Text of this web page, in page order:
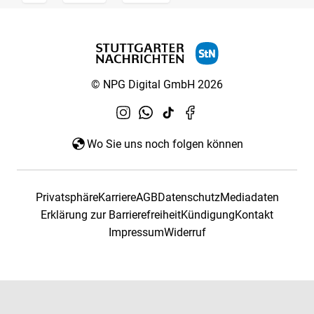
© NPG Digital GmbH 2026
Wo Sie uns noch folgen können
PrivatsphäreKarriereAGBDatenschutzMediadaten
Erklärung zur BarrierefreiheitKündigungKontakt
ImpressumWiderruf